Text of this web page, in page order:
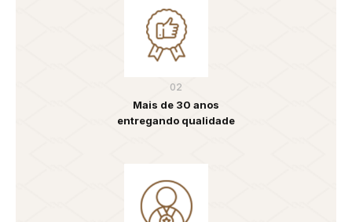
02
Mais de 30 anos
entregando qualidade